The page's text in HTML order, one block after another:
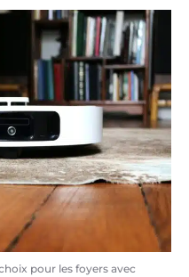
pour les foyers avec